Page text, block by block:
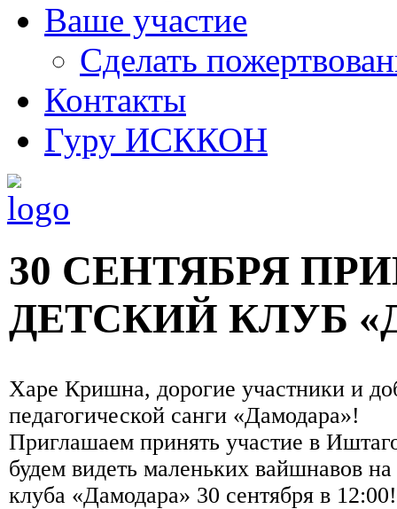
Ваше участие
Сделать
Контакты
Гуру ИСККОН
30 СЕНТЯБРЯ
ДЕТСКИЙ КЛУБ
Харе Кришна, дорогие участники и
педагогической санги «Дамодара»!
Приглашаем принять участие в
будем видеть маленьких вайшнавов на
клуба «Дамодара» 30 сентября в 12:00!